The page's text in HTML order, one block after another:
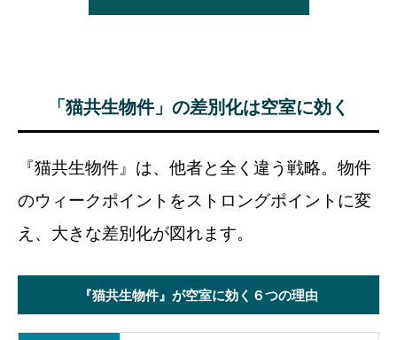
「猫共生物件」の差別化は空室に効く
『猫共生物件』は、他者と全く違う戦略。物件
のウィークポイントをストロングポイントに変
え、大きな差別化が図れます。
『猫共生物件』が空室に効く６つの理由